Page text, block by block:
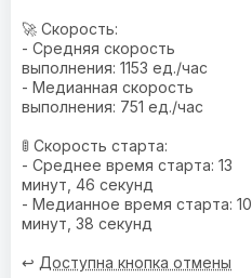
🚀 Скорость:
- Средняя скорость
выполнения: 1153 ед./час
- Медианная скорость
выполнения: 751 ед./час
🚦 Скорость старта:
- Среднее время старта: 13
минут, 46 секунд
- Медианное время старта: 10
минут, 38 секунд
↩️ Доступна кнопка отмены